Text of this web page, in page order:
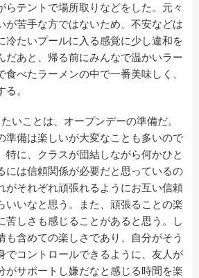
らテントで場所取りなどをした。元々
が苦手な方ではないため、不安などは
冷たいプールに入る感覚に少し違和を
だあと、帰る前にみんなで温かいラー
食べたラーメンの中で一番美味しく、
。
いことは、オープンデーの準備だ。
準備は楽しいが大変なことも多いので
特に、クラスが団結しながら何かひと
には信頼関係が必要だと思っているの
がそれぞれ頑張れるようにお互い信頼
いいなと思う。また、頑張ることの楽
苦しさも感じることがあると思う。し
も含めての楽しさであり、自分がそう
でコントロールできるように、友人が
がサポートし嫌だなと感じる時間を楽